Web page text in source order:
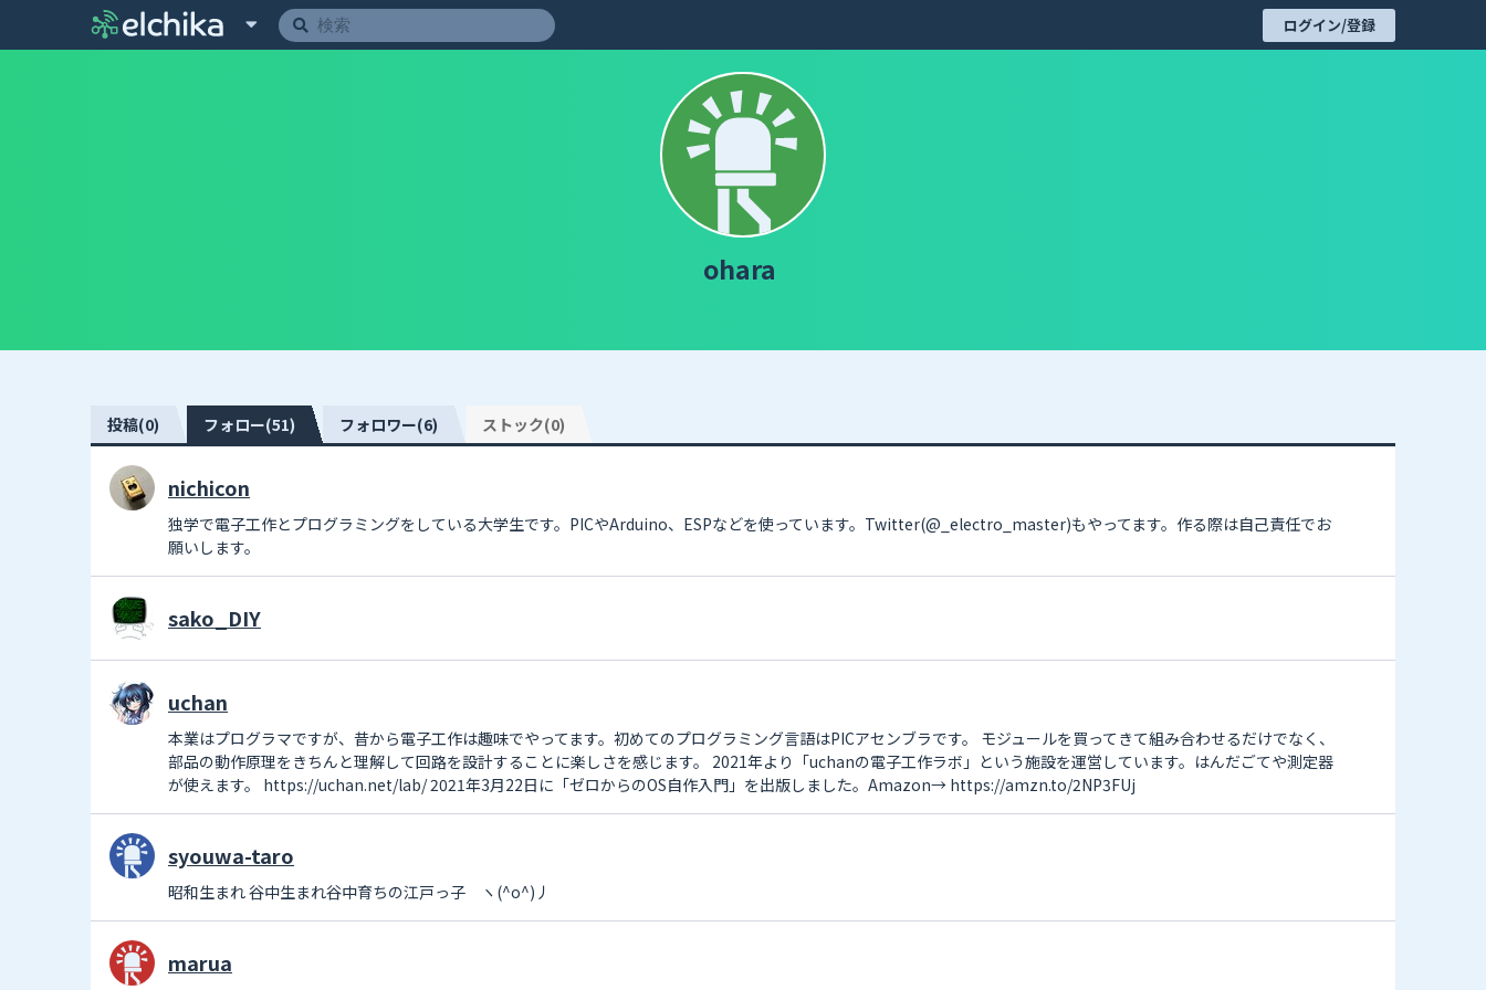
ログイン/登録
ohara
投稿(0) フォロー(51) フォロワー(6) ストック(0)
nichicon
独学で電子工作とプログラミングをしている大学生です。PICやArduino、ESPなどを使っています。Twitter(@_electro_master)もやってます。作る際は自己責任でお
願いします。
sako_DIY
uchan
本業はプログラマですが、昔から電子工作は趣味でやってます。初めてのプログラミング言語はPICアセンブラです。 モジュールを買ってきて組み合わせるだけでなく、
部品の動作原理をきちんと理解して回路を設計することに楽しさを感じます。 2021年より「uchanの電子工作ラボ」という施設を運営しています。はんだごてや測定器
が使えます。 https://uchan.net/lab/ 2021年3月22日に「ゼロからのOS自作入門」を出版しました。Amazon→ https://amzn.to/2NP3FUj
syouwa-taro
昭和生まれ 谷中生まれ谷中育ちの江戸っ子 ヽ(^o^)丿
marua